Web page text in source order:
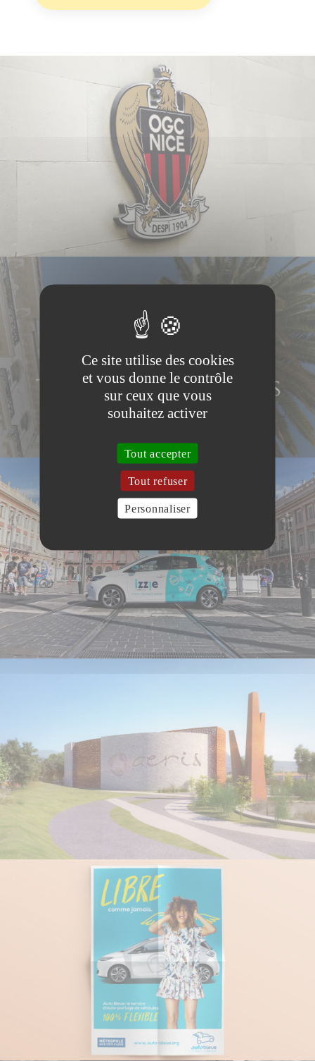
Ce site utilise des cookies
et vous donne le contrôle
sur ceux que vous
souhaitez activer
Tout accepter
Tout refuser
Personnaliser